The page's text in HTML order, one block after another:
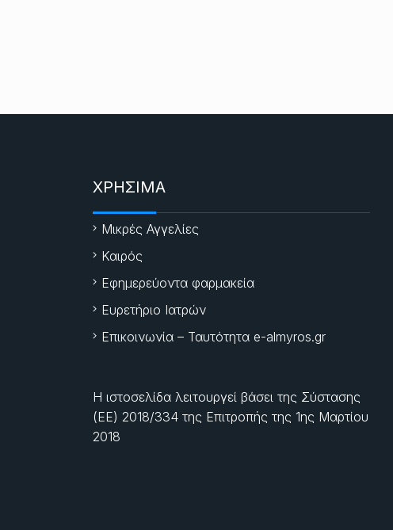
ΧΡΗΣΙΜΑ
Μικρές Αγγελίες
Καιρός
Εφημερεύοντα φαρμακεία
Ευρετήριο Ιατρών
Επικοινωνία – Ταυτότητα e-almyros.gr
Η ιστοσελίδα λειτουργεί βάσει της Σύστασης
(ΕΕ) 2018/334 της Επιτροπής της 1ης Μαρτίου
2018